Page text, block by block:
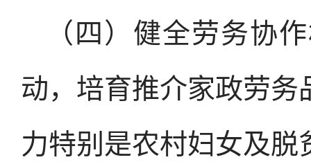
（四）健全劳务协
动，培育推介家政劳
力特别是农村妇女及